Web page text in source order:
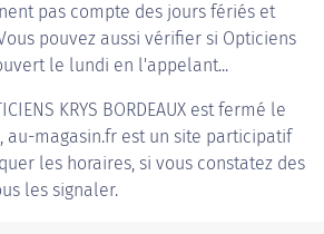
pas compte des jours fériés et
pouvez aussi vérifier si Opticiens
le lundi en l'appelant...
KRYS BORDEAUX est fermé le
au-magasin.fr est un site participatif
les horaires, si vous constatez des
les signaler.